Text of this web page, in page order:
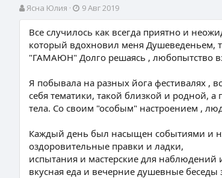
А
в
т
р
м
ы
Ясна Юлия
Д
а
т
н
а
а
л
а
9 Авг 2019
Все случилось как всегда приятно и
который вдохновил меня Душеведеньем,
"ГАМАЮН" Долго решаясь , любопытство
Я побывала на разных йога фестивалях ,
себя тематики, такой близкой и родной,
тела. Со своим "особым" настроением ,
Каждый день был насыщен событиями и
оздоровительные правки и ладки,
испытания и мастерские для
вкусная еда и вечерние душевные беседы